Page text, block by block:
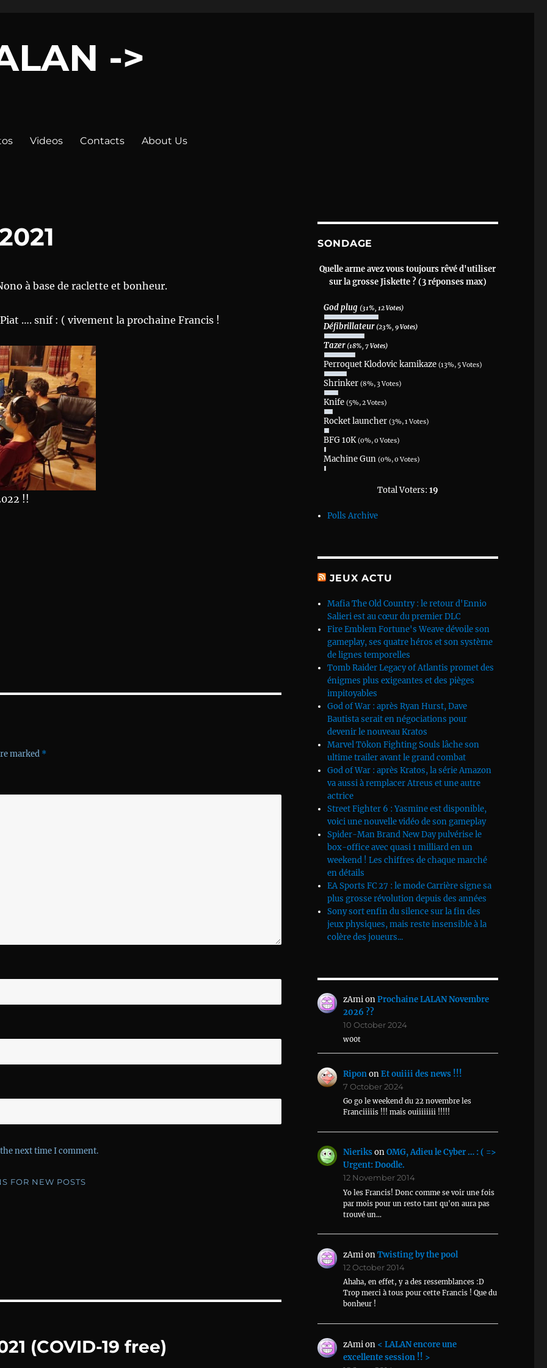
->
Videos Contacts About Us
à base de raclette et bonheur.
…. snif : ( vivement la prochaine Francis !
!!
marked *
next time I comment.
FOR NEW POSTS
(COVID-19 free)
SONDAGE
Quelle arme avez vous toujours rêvé d'utiliser
sur la grosse Jiskette ? (3 réponses max)
God plug (31%, 12 Votes)
Défibrillateur (23%, 9 Votes)
Tazer (18%, 7 Votes)
Perroquet Klodovic kamikaze (13%, 5 Votes)
Shrinker (8%, 3 Votes)
Knife (5%, 2 Votes)
Rocket launcher (3%, 1 Votes)
BFG 10K(0%, 0 Votes)
Machine Gun (0%, 0 Votes)
Total Voters: 19
Polls Archive
JEUX ACTU
Mafia The Old Country : le retour d'Ennio
Salieri est au cœur du premier DLC
Fire Emblem Fortune's Weave dévoile son
gameplay, ses quatre héros et son système
de lignes temporelles
Tomb Raider Legacy of Atlantis promet des
énigmes plus exigeantes et des pièges
impitoyables
God of War : après Ryan Hurst, Dave
Bautista serait en négociations pour
devenir le nouveau Kratos
Marvel Tōkon Fighting Souls lâche son
ultime trailer avant le grand combat
God of War : après Kratos, la série Amazon
va aussi à remplacer Atreus et une autre
actrice
Street Fighter 6 : Yasmine est disponible,
voici une nouvelle vidéo de son gameplay
Spider-Man Brand New Day pulvérise le
box-office avec quasi 1 milliard en un
weekend ! Les chiffres de chaque marché
en détails
EA Sports FC 27 : le mode Carrière signe sa
plus grosse révolution depuis des années
Sony sort enfin du silence sur la fin des
jeux physiques, mais reste insensible à la
colère des joueurs...
zAmionProchaine LALAN Novembre
2026 ??
10 October 2024
w00t
RipononEt ouiiii des news !!!
7 October 2024
Go go le weekend du 22 novembre les
Franciiiiis !!! mais ouiiiiiiii !!!!!
NieriksonOMG, Adieu le Cyber … : ( =>
Urgent: Doodle.
12 November 2014
Yo les Francis! Donc comme se voir une fois
par mois pour un resto tant qu'on aura pas
trouvé un…
zAmionTwisting by the pool
12 October 2014
Ahaha, en effet, y a des ressemblances :D
Trop merci à tous pour cette Francis ! Que du
bonheur !
zAmion < LALAN encore une
excellente session !! >